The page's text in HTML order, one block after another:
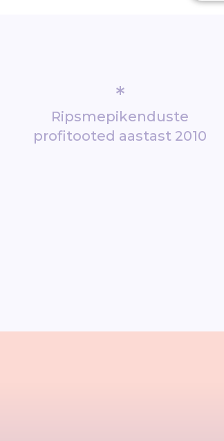
*
Ripsmepikenduste
profitooted aastast 2010